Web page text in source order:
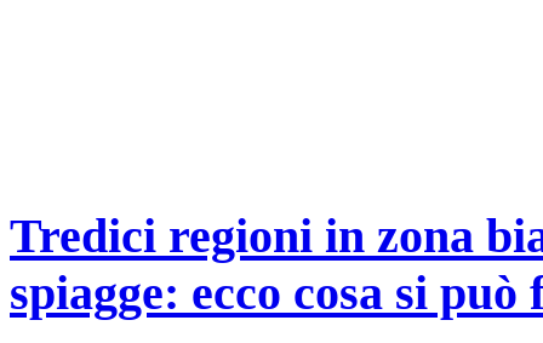
Tredici regioni in zona
spiagge: ecco cosa si può